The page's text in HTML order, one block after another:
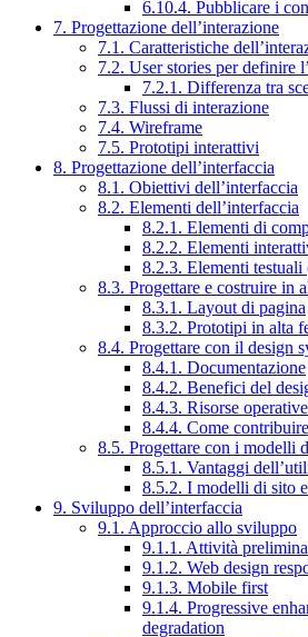
6.10.4. Pubblicare i
7. Progettazione dell’interazione
7.1. Caratteristiche
7.2. User stories per definire
7.2.1. Differenza tra
7.3. Flussi di interazione
7.4. Wireframe
7.5. Prototipi interattivi
8. Progettazione dell’interfaccia
8.1. Obiettivi dell’interfaccia
8.2. Elementi dell’interfaccia
8.2.1. Elementi di
8.2.2. Elementi
8.2.3. Elementi testuali
8.3. Progettare e costruire in
8.3.1. Layout di pagina
8.3.2. Prototipi in alta
8.4. Progettare con il design
8.4.1. Documentazione
8.4.2. Benefici del
8.4.3. Risorse operative
8.4.4. Come
8.5. Progettare con i modelli
8.5.1. Vantaggi
8.5.2. I modelli di sito
9. Sviluppo dell’interfaccia
9.1. Approccio allo sviluppo
9.1.1. Attività
9.1.2. Web design
9.1.3. Mobile first
9.1.4. Progressive
degradation